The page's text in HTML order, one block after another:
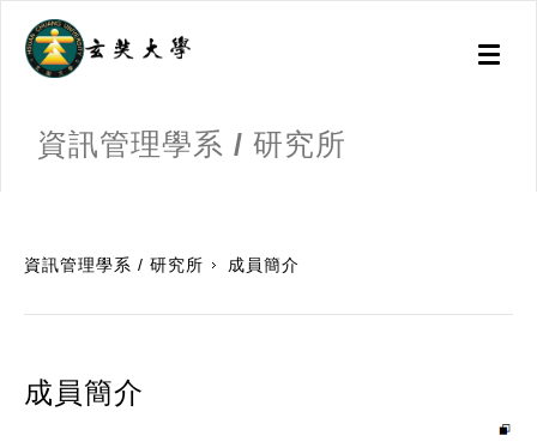
Toggle
資訊管理學系 / 研究所
資訊管理學系 / 研究所 成員簡介
成員簡介